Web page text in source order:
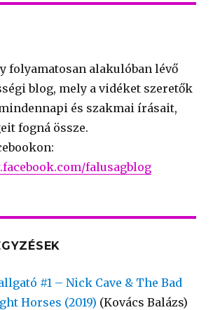
folyamatosan alakulóban lévő
blog, mely a vidéket szeretők
és szakmai írásait,
fogná össze.
falusagblog
#1 – Nick Cave & The Bad
Horses (2019) (Kovács Balázs)